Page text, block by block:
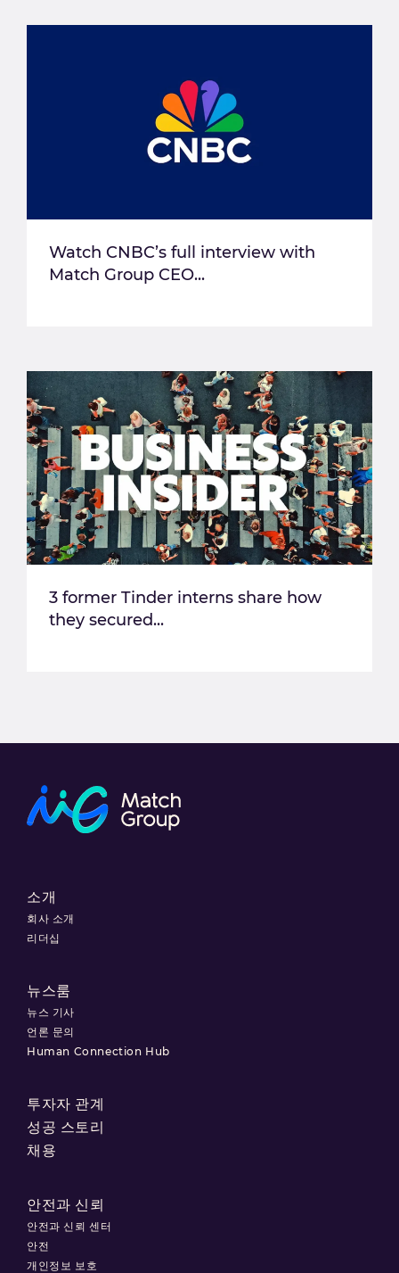
Watch CNBC’s full interview with
Match Group CEO...
3 former Tinder interns share how
they secured...
소개
회사 소개
리더십
뉴스룸
뉴스 기사
언론 문의
Human Connection Hub
투자자 관계
성공 스토리
채용
안전과 신뢰
안전과 신뢰 센터
안전
개인정보 보호